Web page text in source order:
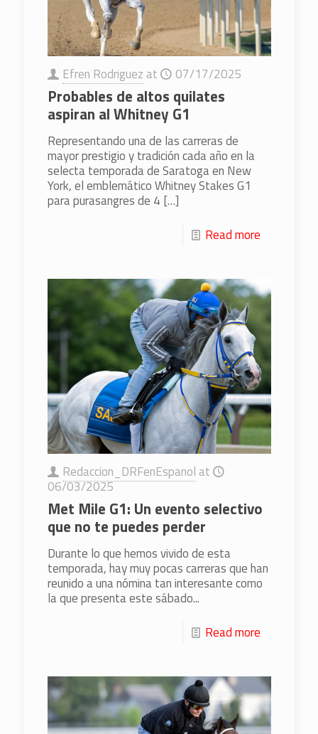
Efren Rodriguez at 07/17/2025
Probables de altos quilates
aspiran al Whitney G1
Representando una de las carreras de
mayor prestigio y tradición cada año en la
selecta temporada de Saratoga en New
York, el emblemático Whitney Stakes G1
para purasangres de 4 […]
Read more
Redaccion_DRFenEspanol at
06/03/2025
Met Mile G1: Un evento selectivo
que no te puedes perder
Durante lo que hemos vivido de esta
temporada, hay muy pocas carreras que han
reunido a una nómina tan interesante como
la que presenta este sábado...
Read more